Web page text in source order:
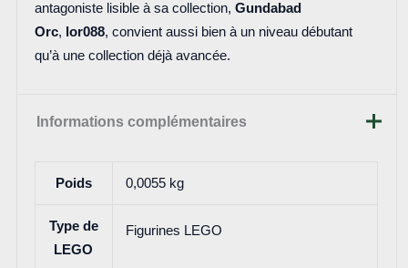
antagoniste lisible à sa collection, Gundabad
Orc, lor088, convient aussi bien à un niveau débutant
qu’à une collection déjà avancée.
Informations complémentaires
Poids 0,0055 kg
Type de
LEGO
Figurines LEGO